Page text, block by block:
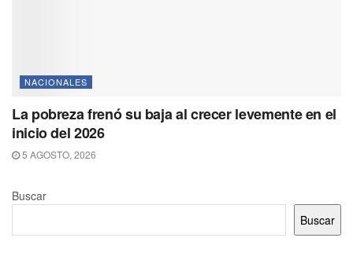
NACIONALES
La pobreza frenó su baja al crecer levemente en el
inicio del 2026
5 AGOSTO, 2026
Buscar
Buscar